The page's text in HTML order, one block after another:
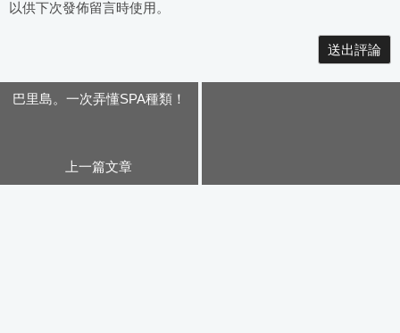
以供下次發佈留言時使用。
巴里島。一次弄懂SPA種類！
上一篇文章